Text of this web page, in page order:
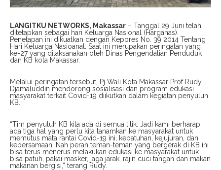
LANGITKU NETWORKS, Makassar – Tanggal 29 Juni telah
ditetapkan sebagai hari Keluarga Nasional (Harganas).
Penetapan ini dikuatkan dengan Keppres No. 39 2014 Tentang
Hari Keluarga Nasioanal. Saat ini merupakan peringatan yang
ke-27 yang dilaksanakan oleh Dinas Pengendalian Penduduk
dan KB kota Makassar.
Melalui peringatan tersebut, Pj Wali Kota Makassar Prof Rudy
Djamaluddin mendorong sosialisasi dan program edukasi
masyarakat terkait Covid-19 diikutkan dalam kegiatan penyuluh
KB.
“Tim penyuluh KB kita ada di semua titik. Jadi kami berharap
ada tiga hal yang perlu kita tanamkan ke masyarakat untuk
memutus mata rantai Covid-19 ini, kepatuhan, kejujuran, dan
kebersamaan. Nah peran teman-teman yang bergerak di KB ini
bisa terus menerus melakukan edukasi ke masyarakat untuk
bisa patuh, pakai masker, jaga jarak, rajin cuci tangan dan makan
makanan bergisi,” terang Rudy.